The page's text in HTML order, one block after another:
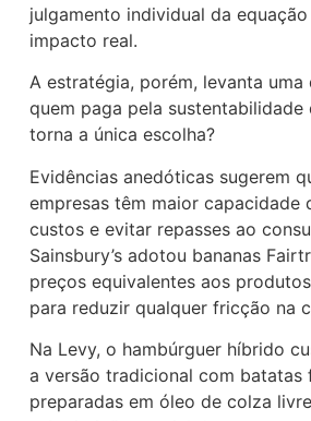
julgamento individual da
impacto real.
A estratégia, porém, levanta uma
quem paga pela sustentabilidade
torna a única escolha?
Evidências anedóticas sugerem
empresas têm maior capacidade
custos e evitar repasses ao
Sainsbury’s adotou bananas
preços equivalentes aos
para reduzir qualquer fricção na
Na Levy, o hambúrguer híbrido
a versão tradicional com
preparadas em óleo de colza